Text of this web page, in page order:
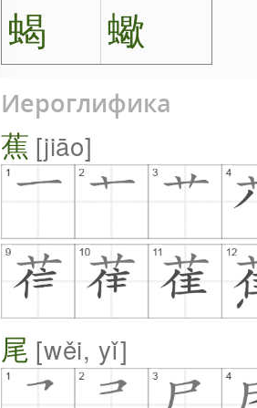
蝎 蠍
Иероглифика
蕉 jiāo
尾 wěi, yǐ